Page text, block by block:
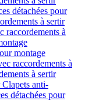
détachées pour
à sertir
raccordements à
montage
raccordements à
à sertir
Clapets anti-
détachées pour